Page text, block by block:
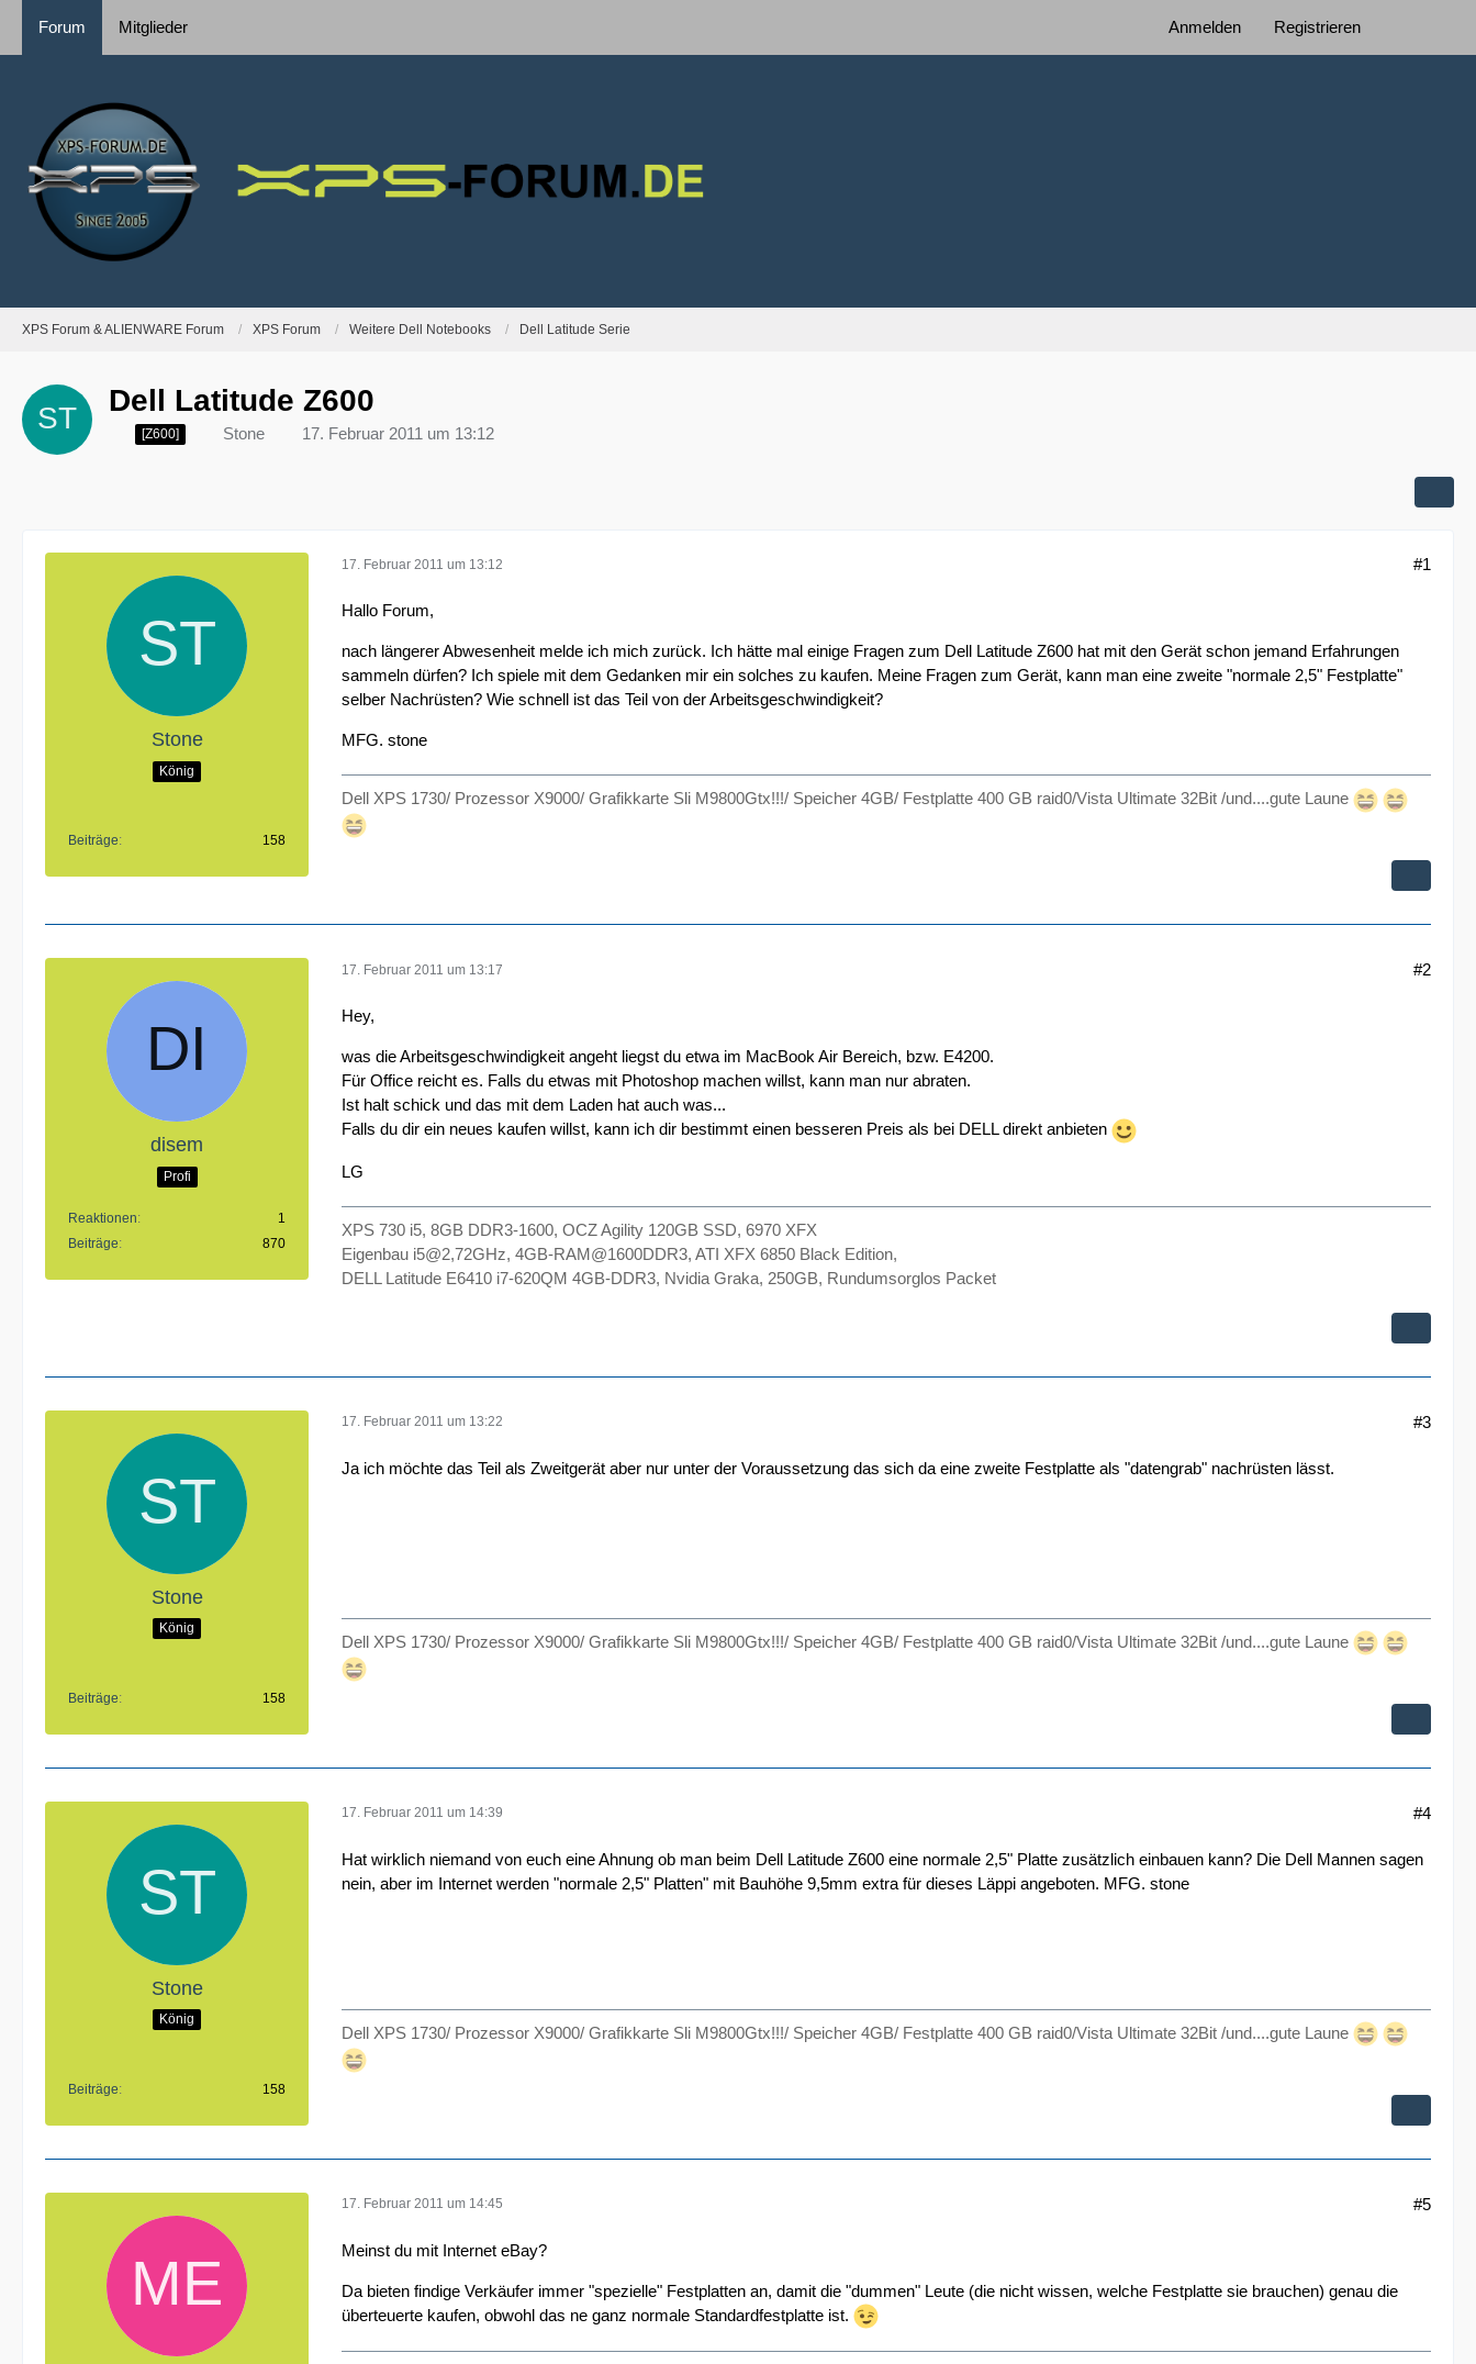
Forum Mitglieder Anmelden Registrieren
XPS Forum & ALIENWARE Forum XPS Forum Weitere Dell Notebooks Dell Latitude Serie
Dell Latitude Z600
[Z600] Stone 17. Februar 2011 um 13:12
Stone
König
Beiträge 158
17. Februar 2011 um 13:12 #1
Hallo Forum,
nach längerer Abwesenheit melde ich mich zurück. Ich hätte mal einige Fragen zum Dell Latitude Z600 hat mit den Gerät schon jemand Erfahrungen
sammeln dürfen? Ich spiele mit dem Gedanken mir ein solches zu kaufen. Meine Fragen zum Gerät, kann man eine zweite "normale 2,5" Festplatte"
selber Nachrüsten? Wie schnell ist das Teil von der Arbeitsgeschwindigkeit?
MFG. stone
Dell XPS 1730/ Prozessor X9000/ Grafikkarte Sli M9800Gtx!!!/ Speicher 4GB/ Festplatte 400 GB raid0/Vista Ultimate 32Bit /und....gute Laune
disem
Profi
Reaktionen
1
Beiträge
870
17. Februar 2011 um 13:17 #2
Hey,
was die Arbeitsgeschwindigkeit angeht liegst du etwa im MacBook Air Bereich, bzw. E4200.
Für Office reicht es. Falls du etwas mit Photoshop machen willst, kann man nur abraten.
Ist halt schick und das mit dem Laden hat auch was...
Falls du dir ein neues kaufen willst, kann ich dir bestimmt einen besseren Preis als bei DELL direkt anbieten
LG
XPS 730 i5, 8GB DDR3-1600, OCZ Agility 120GB SSD, 6970 XFX
Eigenbau i5@2,72GHz, 4GB-RAM@1600DDR3, ATI XFX 6850 Black Edition,
DELL Latitude E6410 i7-620QM 4GB-DDR3, Nvidia Graka, 250GB, Rundumsorglos Packet
Stone
König
Beiträge 158
17. Februar 2011 um 13:22 #3
Ja ich möchte das Teil als Zweitgerät aber nur unter der Voraussetzung das sich da eine zweite Festplatte als "datengrab" nachrüsten lässt.
Dell XPS 1730/ Prozessor X9000/ Grafikkarte Sli M9800Gtx!!!/ Speicher 4GB/ Festplatte 400 GB raid0/Vista Ultimate 32Bit /und....gute Laune
Stone
König
Beiträge 158
17. Februar 2011 um 14:39 #4
Hat wirklich niemand von euch eine Ahnung ob man beim Dell Latitude Z600 eine normale 2,5" Platte zusätzlich einbauen kann? Die Dell Mannen sagen
nein, aber im Internet werden "normale 2,5" Platten" mit Bauhöhe 9,5mm extra für dieses Läppi angeboten. MFG. stone
Dell XPS 1730/ Prozessor X9000/ Grafikkarte Sli M9800Gtx!!!/ Speicher 4GB/ Festplatte 400 GB raid0/Vista Ultimate 32Bit /und....gute Laune
17. Februar 2011 um 14:45 #5
Meinst du mit Internet eBay?
Da bieten findige Verkäufer immer "spezielle" Festplatten an, damit die "dummen" Leute (die nicht wissen, welche Festplatte sie brauchen) genau die
überteuerte kaufen, obwohl das ne ganz normale Standardfestplatte ist.